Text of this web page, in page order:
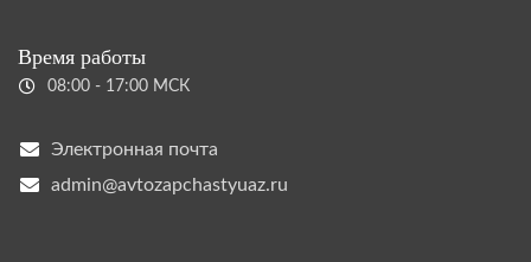
Время работы
08:00 - 17:00 МСК
Электронная почта
admin@avtozapchastyuaz.ru